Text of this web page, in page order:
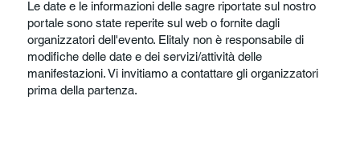
Le date e le informazioni delle sagre riportate sul nostro
portale sono state reperite sul web o fornite dagli
organizzatori dell'evento. Elitaly non è responsabile di
modifiche delle date e dei servizi/attività delle
manifestazioni. Vi invitiamo a contattare gli organizzatori
prima della partenza.